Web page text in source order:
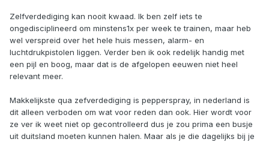
Zelfverdediging kan nooit kwaad. Ik ben zelf iets te
ongedisciplineerd om minstens1x per week te trainen, maar heb
wel verspreid over het hele huis messen, alarm- en
luchtdrukpistolen liggen. Verder ben ik ook redelijk handig met
een pijl en boog, maar dat is de afgelopen eeuwen niet heel
relevant meer.
Makkelijkste qua zefverdediging is pepperspray, in nederland is
dit alleen verboden om wat voor reden dan ook. Hier wordt voor
ze ver ik weet niet op gecontrolleerd dus je zou prima een busje
uit duitsland moeten kunnen halen. Maar als je die dagelijks bij je